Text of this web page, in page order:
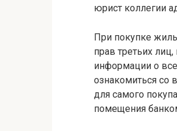
юрист коллегии
При покупке
прав третьих
информации о
ознакомиться со
для самого
помещения